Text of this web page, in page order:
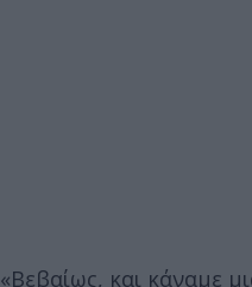
«Βεβαίως, και κάναμε